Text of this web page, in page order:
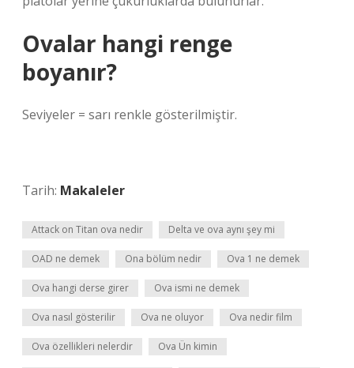
Ovalar hangi renge
boyanır?
Seviyeler = sarı renkle gösterilmiştir.
Tarih: Makaleler
Attack on Titan ova nedir Delta ve ova aynı şey mi
OAD ne demek Ona bölüm nedir Ova 1 ne demek
Ova hangi derse girer Ova ismi ne demek
Ova nasıl gösterilir Ova ne oluyor Ova nedir film
Ova özellikleri nelerdir Ova Ün kimin